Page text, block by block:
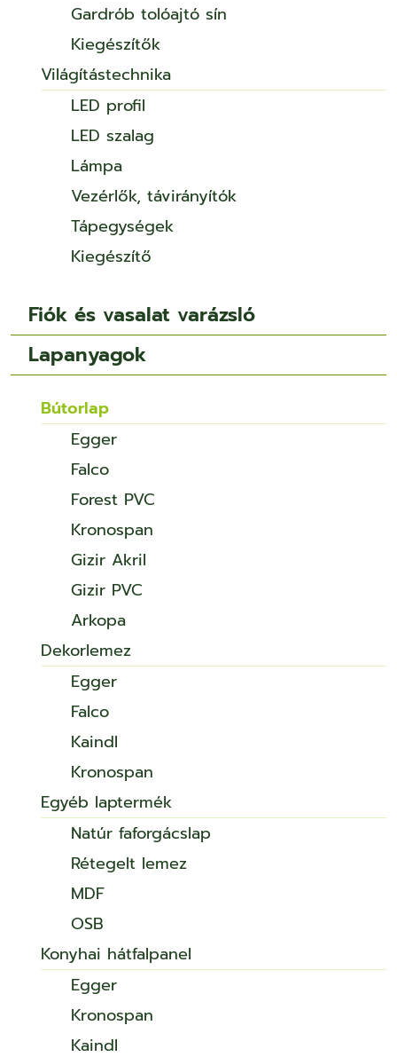
Gardrób tolóajtó sín
Kiegészítők
Világítástechnika
LED profil
LED szalag
Lámpa
Vezérlők, távirányítók
Tápegységek
Kiegészítő
Fiók és vasalat varázsló
Lapanyagok
Bútorlap
Egger
Falco
Forest PVC
Kronospan
Gizir Akril
Gizir PVC
Arkopa
Dekorlemez
Egger
Falco
Kaindl
Kronospan
Egyéb laptermék
Natúr faforgácslap
Rétegelt lemez
MDF
OSB
Konyhai hátfalpanel
Egger
Kronospan
Kaindl